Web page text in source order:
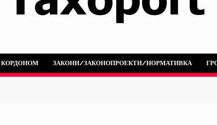
КОРДОНОМ ЗАКОНИ/ЗАКОНОПРОЕКТИ/НОРМАТИВКА